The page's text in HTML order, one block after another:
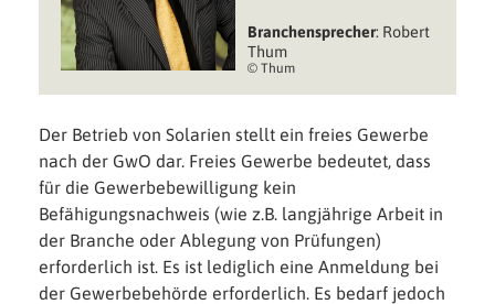
Branchen­sprecher: Robert
Thum
© Thum
Der Betrieb von Solarien stellt ein freies Gewerbe
nach der GwO dar. Freies Gewerbe bedeutet, dass
für die Gewerbebewilligung kein
Befähigungsnachweis (wie z.B. langjährige Arbeit in
der Branche oder Ablegung von Prüfungen)
erforderlich ist. Es ist lediglich eine Anmeldung bei
der Gewerbebehörde erforderlich. Es bedarf jedoch